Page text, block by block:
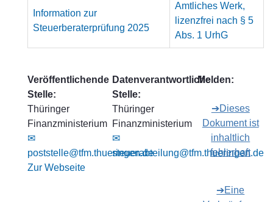
Information zur
Steuerberaterprüfung 2025
Amtliches Werk,
lizenzfrei nach § 5
Abs. 1 UrhG
Veröffentlichende
Stelle:
Thüringer
Finanzministerium
✉
poststelle@tfm.thueringen.de
Zur Webseite
Datenverantwortliche
Stelle:
Thüringer
Finanzministerium
✉
steuerabteilung@tfm.thueringen.de
Melden:
➔Dieses
Dokument ist
inhaltlich
fehlerhaft
➔Eine